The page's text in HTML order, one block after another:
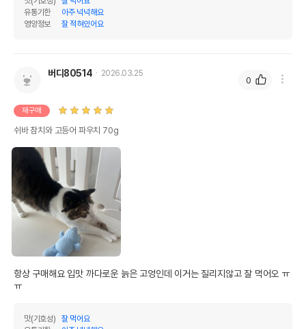
유통기한
아주 넉넉해요
영양정보
잘 적혀있어요
버디80514 2026.03.25
재구매
쉬바 참치와 고등어 파우치 70g
항상 구매해요 입맛 까다로운 늙은 고엉인데 이거는 질리지않고 잘 먹어오 ㅠ
ㅠ
맛(기호성)
잘 먹어요
0